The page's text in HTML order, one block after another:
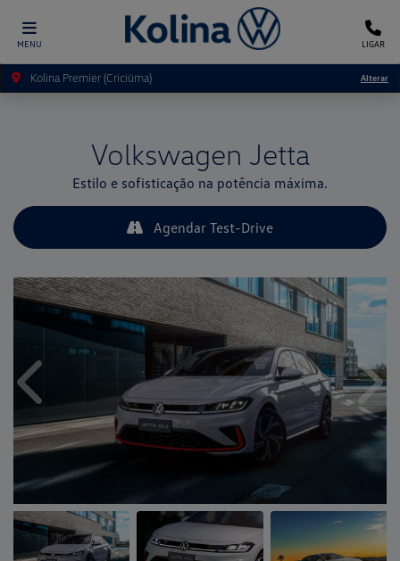
MENU LIGAR
Kolina Premier (Criciúma) Alterar
Volkswagen Jetta
Estilo e sofisticação na potência máxima.
Agendar Test-Drive
Anterior